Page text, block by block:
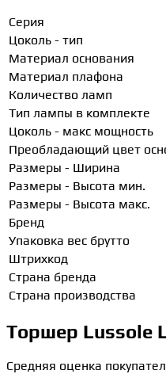
Серия
Цоколь - тип
Материал основания
Материал плафона
Количество ламп
Тип лампы в комплекте
Цоколь - макс мощность
Преобладающий цвет
Размеры - Ширина
Размеры - Высота мин.
Размеры - Высота макс.
Бренд
Упаковка вес брутто
Штрихкод
Страна бренда
Страна производства
Торшер Lussole
Средняя оценка